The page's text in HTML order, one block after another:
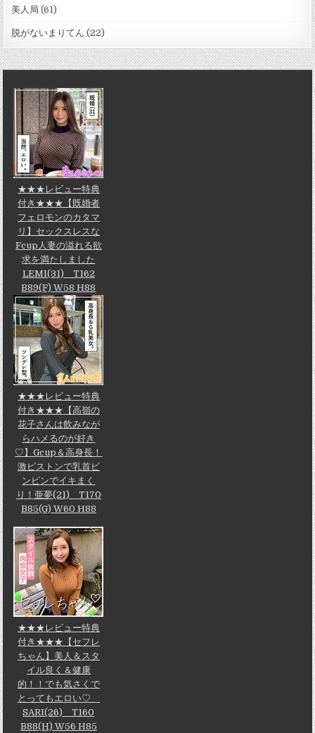
美人局 (61)
脱がないまりてん (22)
★★★レビュー特典
付き★★★【既婚者
フェロモンのカタマ
リ】セックスレスな
Fcup人妻の溢れる欲
求を満たしました
LEMI(31) T162
B89(F) W58 H88
★★★レビュー特典
付き★★★【高嶺の
花子さんは飲みなが
らハメるのが好き
♡】Gcup＆高身長！
激ピストンで乳首ビ
ンビンでイキまく
り！亜夢(21) T170
B85(G) W60 H88
★★★レビュー特典
付き★★★【セフレ
ちゃん】美人＆スタ
イル良く＆健康
的！！でも気さくで
とってもエロい♡
SARI(26) T160
B88(H) W56 H85